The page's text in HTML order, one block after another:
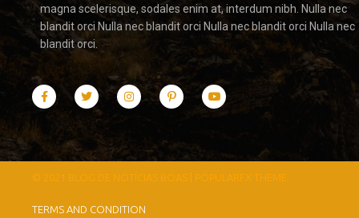
magna scelerisque, sodales enim at, interdum nibh. Nulla nec
blandit orci Nulla nec blandit orci Nulla nec blandit orci Nulla nec
blandit orci.
© 2021 BLOG DE NOTÍCIAS BOAS | POPULARFX THEME
TERMS AND CONDITION